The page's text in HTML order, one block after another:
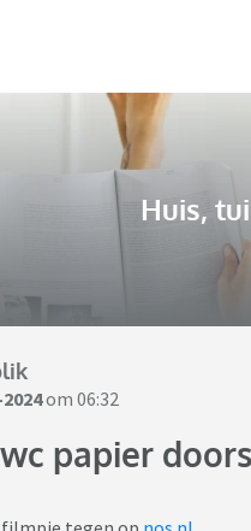
Huis,
om 06:32
papier